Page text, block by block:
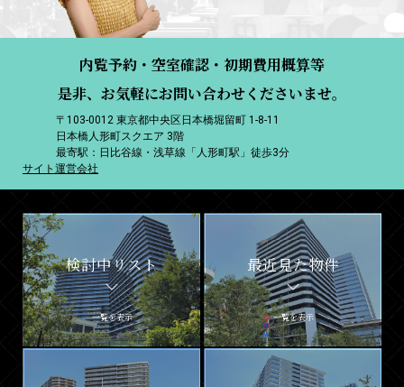
内覧予約・空室確認・初期費用概算等
是非、お気軽にお問い合わせくださいませ。
〒103-0012 東京都中央区日本橋堀留町 1-8-11
日本橋人形町スクエア 3階
最寄駅：日比谷線・浅草線「人形町駅」徒歩3分
サイト運営会社
検討中リスト
一覧を表示
最近見た物件
一覧を表示